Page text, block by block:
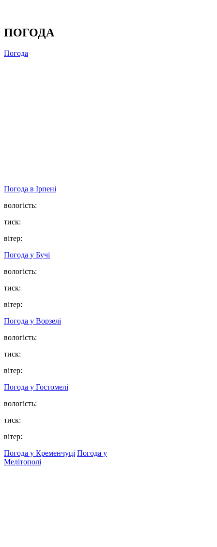
ПОГОДА
Погода
Погода в Ірпені
вологість:
тиск:
вітер:
Погода у Бучі
вологість:
тиск:
вітер:
Погода у Ворзелі
вологість:
тиск:
вітер:
Погода у Гостомелі
вологість:
тиск:
вітер:
Погода у Кременчуці Погода у
Мелітополі